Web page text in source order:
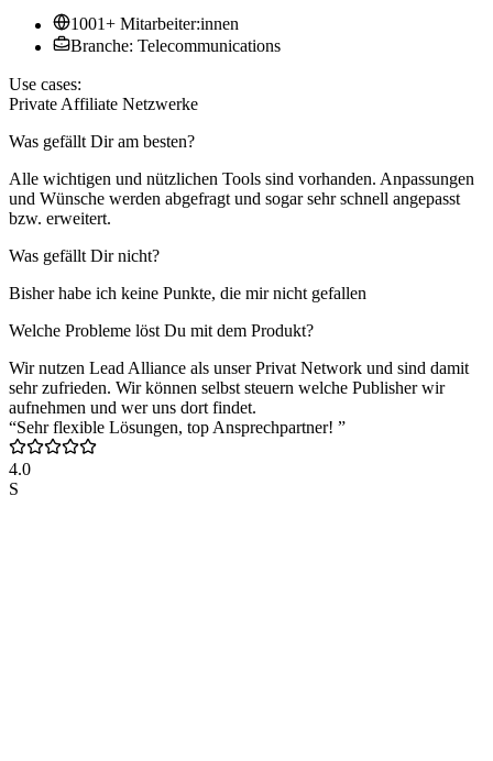
1001+ Mitarbeiter:innen
Branche: Telecommunications
Use cases:
Private Affiliate Netzwerke
Was gefällt Dir am besten?
Alle wichtigen und nützlichen Tools sind vorhanden. Anpassungen
und Wünsche werden abgefragt und sogar sehr schnell angepasst
bzw. erweitert.
Was gefällt Dir nicht?
Bisher habe ich keine Punkte, die mir nicht gefallen
Welche Probleme löst Du mit dem Produkt?
Wir nutzen Lead Alliance als unser Privat Network und sind damit
sehr zufrieden. Wir können selbst steuern welche Publisher wir
aufnehmen und wer uns dort findet.
“Sehr flexible Lösungen, top Ansprechpartner! ”
4.0
S